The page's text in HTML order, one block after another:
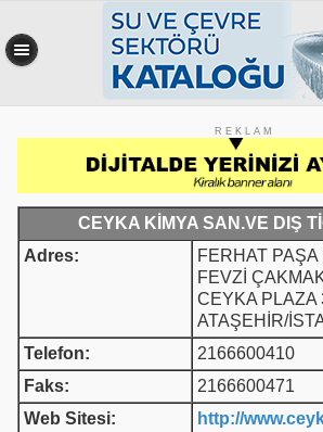
R E K L A M
CEYKA KİMYA SAN.VE DIŞ
Adres:
FERHAT
FEVZİ
CEYKA PLAZA
ATAŞEHİR/
Telefon:
2166600410
Faks:
2166600471
Web Sitesi:
http://